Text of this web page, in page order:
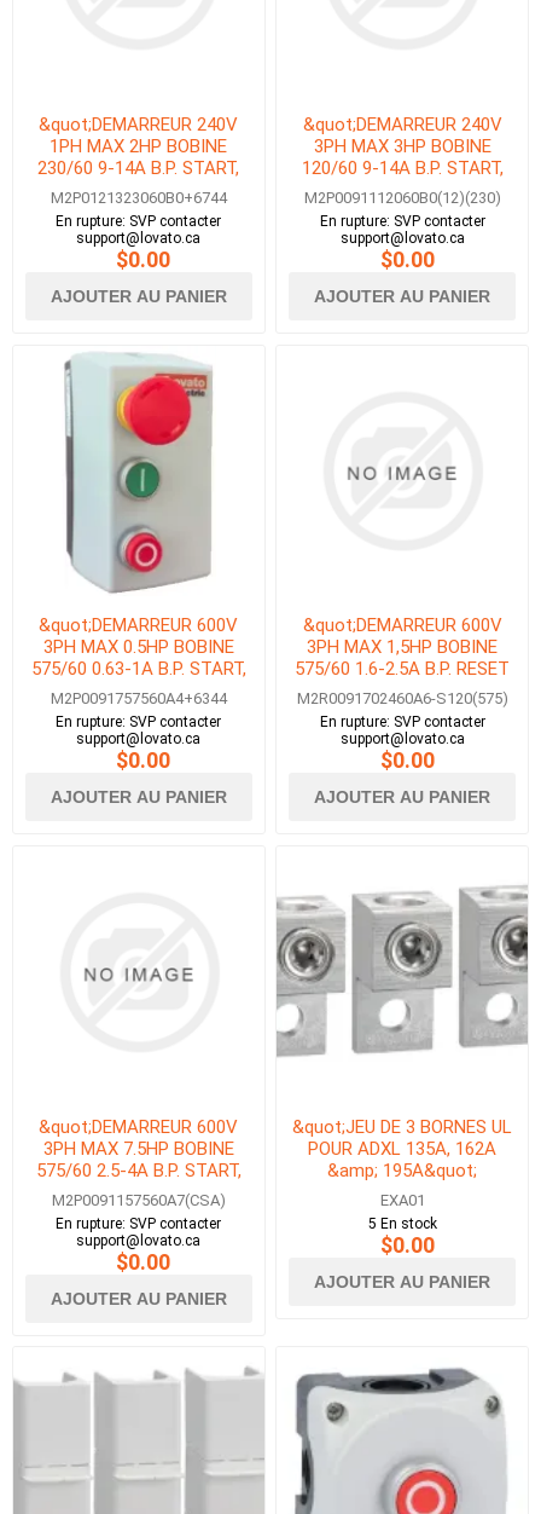
&quot;DEMARREUR 240V
1PH MAX 2HP BOBINE
230/60 9-14A B.P. START,
STOP/RESET &amp; E-
STOP&quot;
M2P0121323060B0+6744
En rupture: SVP contacter
support@lovato.ca
$0.00
AJOUTER AU PANIER
&quot;DEMARREUR 240V
3PH MAX 3HP BOBINE
120/60 9-14A B.P. START,
STOP &amp; ESTOP AVEC
MPCB&quot;
M2P0091112060B0(12)(230)
En rupture: SVP contacter
support@lovato.ca
$0.00
AJOUTER AU PANIER
&quot;DEMARREUR 600V
3PH MAX 0.5HP BOBINE
575/60 0.63-1A B.P. START,
STOP &amp; E-STOP AVEC
SECTION. 16A&quot;
M2P0091757560A4+6344
En rupture: SVP contacter
support@lovato.ca
$0.00
AJOUTER AU PANIER
&quot;DEMARREUR 600V
3PH MAX 1,5HP BOBINE
575/60 1.6-2.5A B.P. RESET
SECTION. 16A AVEC SEL. 2
POS.&quot;
M2R0091702460A6-S120(575)
En rupture: SVP contacter
support@lovato.ca
$0.00
AJOUTER AU PANIER
&quot;DEMARREUR 600V
3PH MAX 7.5HP BOBINE
575/60 2.5-4A B.P. START,
STOP &amp; ESTOP AVEC
DISJONCTEUR-
MOTEUR&quot;
M2P0091157560A7(CSA)
En rupture: SVP contacter
support@lovato.ca
$0.00
AJOUTER AU PANIER
&quot;JEU DE 3 BORNES UL
POUR ADXL 135A, 162A
&amp; 195A&quot;
EXA01
5 En stock
$0.00
AJOUTER AU PANIER